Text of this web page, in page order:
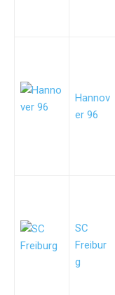
Hannov
er 96
SC
Freibur
g